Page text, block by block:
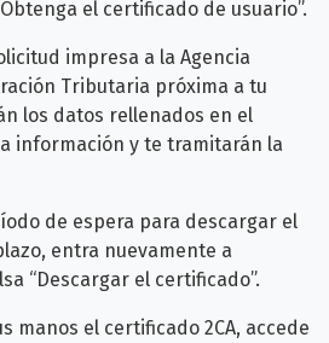
el certificado de usuario”.
impresa a la Agencia
Tributaria próxima a tu
los datos rellenados en el
información y te tramitarán la
de espera para descargar el
entra nuevamente a
“Descargar el certificado”.
manos el certificado 2CA, accede